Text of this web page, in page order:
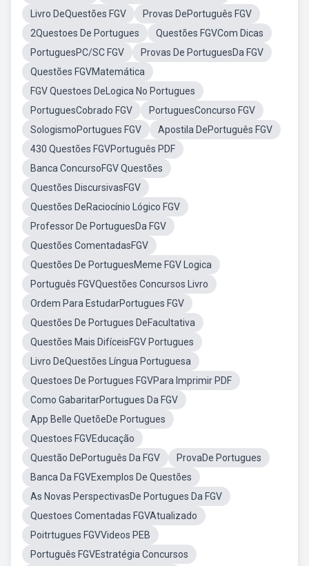
Livro DeQuestões FGV
Provas DePortuguês FGV
2Questoes De Portugues
Questões FGVCom Dicas
PortuguesPC/SC FGV
Provas De PortuguesDa FGV
Questões FGVMatemática
FGV Questoes DeLogica No Portugues
PortuguesCobrado FGV
PortuguesConcurso FGV
SologismoPortugues FGV
Apostila DePortuguês FGV
430 Questões FGVPortuguês PDF
Banca ConcursoFGV Questões
Questões DiscursivasFGV
Questões DeRaciocínio Lógico FGV
Professor De PortuguesDa FGV
Questões ComentadasFGV
Questões De PortuguesMeme FGV Logica
Português FGVQuestões Concursos Livro
Ordem Para EstudarPortugues FGV
Questões De Portugues DeFacultativa
Questões Mais DifíceisFGV Portugues
Livro DeQuestões Língua Portuguesa
Questoes De Portugues FGVPara Imprimir PDF
Como GabaritarPortugues Da FGV
App Belle QuetõeDe Portugues
Questoes FGVEducação
Questão DePortuguês Da FGV
ProvaDe Portugues
Banca Da FGVExemplos De Questões
As Novas PerspectivasDe Portugues Da FGV
Questoes Comentadas FGVAtualizado
Poitrtugues FGVVideos PEB
Português FGVEstratégia Concursos